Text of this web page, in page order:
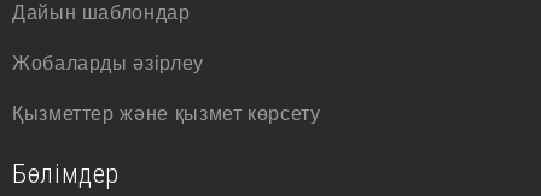
Дайын шаблондар
Жобаларды әзірлеу
Қызметтер және қызмет көрсету
Бөлімдер